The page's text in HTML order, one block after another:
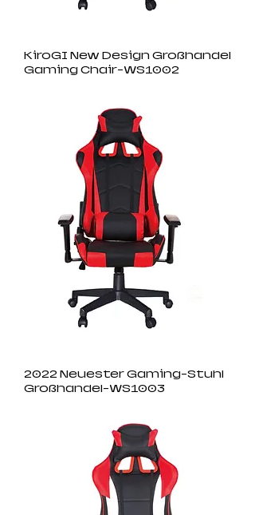
KiroGI New Design Großhandel
Gaming Chair-WS1002
2022 Neuester Gaming-Stuhl
Großhandel-WS1003